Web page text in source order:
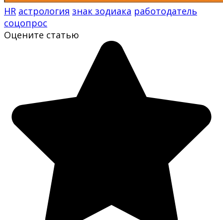
HR астрология знак зодиака работодатель
соцопрос
Оцените статью